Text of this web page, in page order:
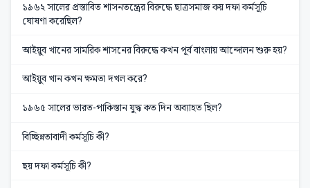
১৯৬২ সালের প্রস্তাবিত শাসনতন্ত্রের বিরুদ্ধে ছাত্রসমাজ কয় দফা কর্মসূচি
ঘোষণা করেছিল?
আইয়ুব খানের সামরিক শাসনের বিরুদ্ধে কখন পূর্ব বাংলায় আন্দোলন শুরু হয়?
আইয়ুব খান কখন ক্ষমতা দখল করে?
১৯৬৫ সালের ভারত-পাকিস্তান যুদ্ধ কত দিন অব্যাহত ছিল?
বিচ্ছিন্নতাবাদী কর্মসূচি কী?
ছয় দফা কর্মসূচি কী?